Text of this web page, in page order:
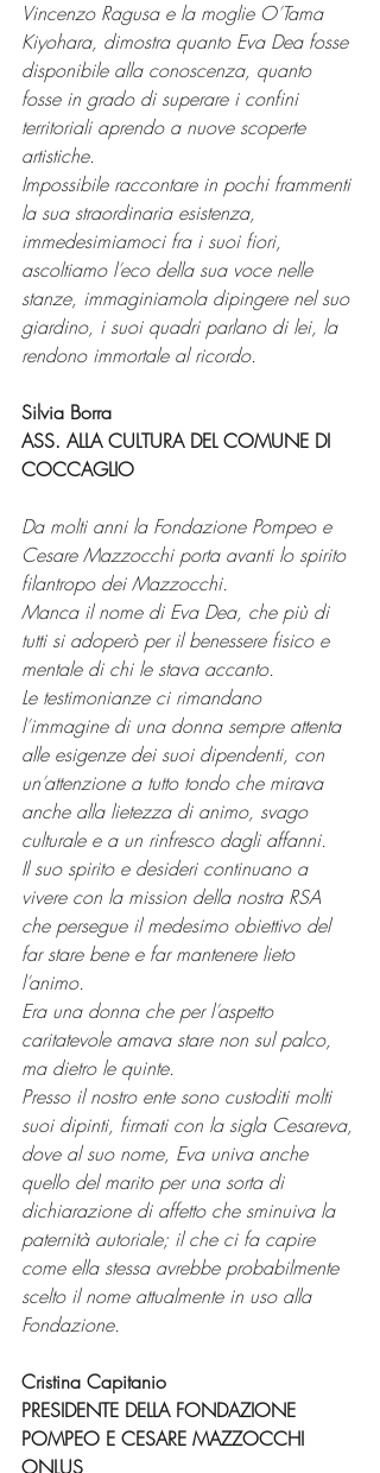
Vincenzo Ragusa e la moglie O’Tama
Kiyohara, dimostra quanto Eva Dea fosse
disponibile alla conoscenza, quanto
fosse in grado di superare i confini
territoriali aprendo a nuove scoperte
artistiche.
Impossibile raccontare in pochi frammenti
la sua straordinaria esistenza,
immedesimiamoci fra i suoi fiori,
ascoltiamo l’eco della sua voce nelle
stanze, immaginiamola dipingere nel suo
giardino, i suoi quadri parlano di lei, la
rendono immortale al ricordo.
Silvia Borra
ASS. ALLA CULTURA DEL COMUNE DI
COCCAGLIO
Da molti anni la Fondazione Pompeo e
Cesare Mazzocchi porta avanti lo spirito
filantropo dei Mazzocchi.
Manca il nome di Eva Dea, che più di
tutti si adoperò per il benessere fisico e
mentale di chi le stava accanto.
Le testimonianze ci rimandano
l’immagine di una donna sempre attenta
alle esigenze dei suoi dipendenti, con
unattenzione a tutto tondo che mirava
anche alla lietezza di animo, svago
culturale e a un rinfresco dagli affanni.
Il suo spirito e desideri continuano a
vivere con la mission della nostra RSA
che persegue il medesimo obiettivo del
far stare bene e far mantenere lieto
l’animo.
Era una donna che per l’aspetto
caritatevole amava stare non sul palco,
ma dietro le quinte.
Presso il nostro ente sono custoditi molti
suoi dipinti, firmati con la sigla Cesareva,
dove al suo nome, Eva univa anche
quello del marito per una sorta di
dichiarazione di affetto che sminuiva la
paternità autoriale; il che ci fa capire
come ella stessa avrebbe probabilmente
scelto il nome attualmente in uso alla
Fondazione.
Cristina Capitanio
PRESIDENTE DELLA FONDAZIONE
POMPEO E CESARE MAZZOCCHI
ONLUS